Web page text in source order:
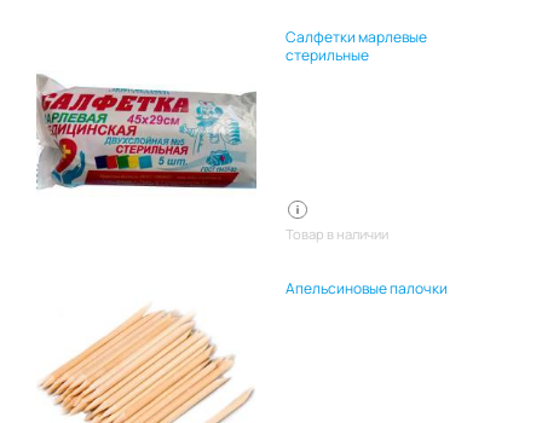
Салфетки марлевые
стерильные
Товар в наличии
Апельсиновые палочки